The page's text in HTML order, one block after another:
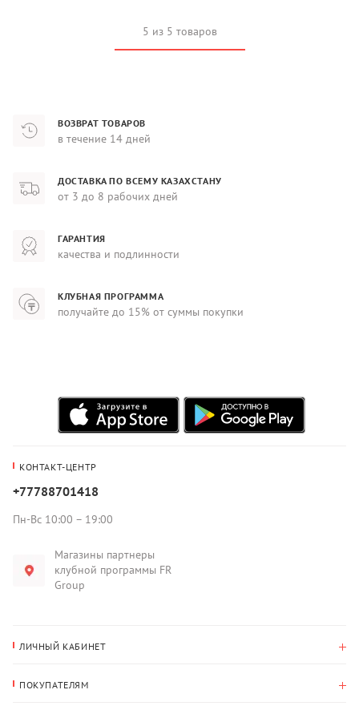
5 из 5 товаров
ВОЗВРАТ ТОВАРОВ
в течение 14 дней
ДОСТАВКА ПО ВСЕМУ КАЗАХСТАНУ
от 3 до 8 рабочих дней
ГАРАНТИЯ
качества и подлинности
КЛУБНАЯ ПРОГРАММА
получайте до 15% от суммы покупки
КОНТАКТ-ЦЕНТР
+77788701418
Пн-Вс 10:00 – 19:00
Магазины партнеры
клубной программы FR
Group
ЛИЧНЫЙ КАБИНЕТ
ПОКУПАТЕЛЯМ